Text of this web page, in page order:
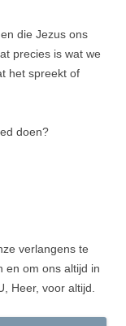
die Jezus ons
precies is wat we
het spreekt of
doen?
verlangens te
en om ons altijd in
Heer, voor altijd.